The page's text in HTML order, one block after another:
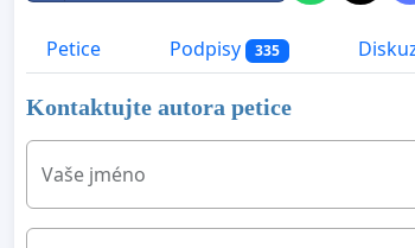
Petice Podpisy 335
Kontaktujte autora petice
Vaše jméno